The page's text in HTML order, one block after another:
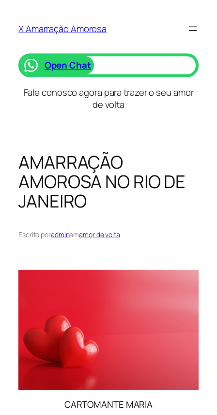
X Amarração Amorosa
Open Chat
Fale conosco agora para trazer o seu amor
de volta
AMARRAÇÃO
AMOROSA NO RIO DE
JANEIRO
Escrito poradminemamor de volta
CARTOMANTE MARIA